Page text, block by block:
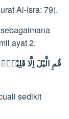
Al-Isra: 79).
ayat 2:
قُمِ الَّيْلَ اِلَّا
sedikit